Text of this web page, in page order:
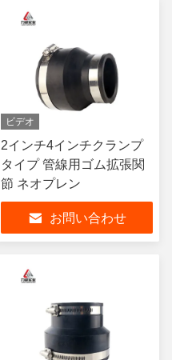
ビデオ
2インチ4インチクランプ
タイプ 管線用ゴム拡張関
節 ネオプレン
お問い合わせ